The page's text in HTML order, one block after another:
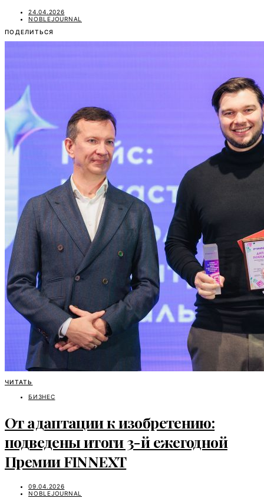
24.04.2026
NOBLEJOURNAL
ЧИТАТЬ
БИЗНЕС
От адаптации к изобретению:
подведены итоги 3-й ежегодной
Премии FINNEXT
09.04.2026
NOBLEJOURNAL